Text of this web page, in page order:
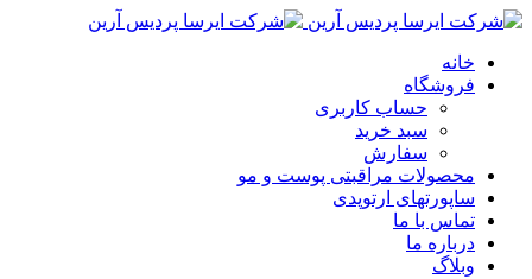
خانه
فروشگاه
حساب کاربری
سبد خرید
سفارش
محصولات مراقبتی پوست و مو
ساپورتهای ارتوپدی
تماس با ما
درباره ما
وبلاگ